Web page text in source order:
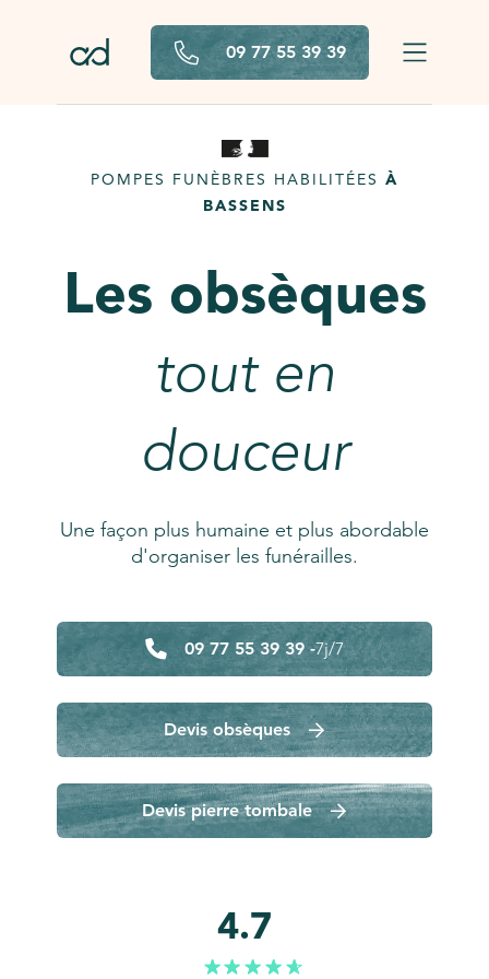
09 77 55 39 39
POMPES FUNÈBRES HABILITÉES À
BASSENS
Les obsèques
tout en
douceur
Une façon plus humaine et plus abordable
d'organiser les funérailles.
09 77 55 39 39 -7j/7
Devis obsèques
Devis pierre tombale
4.7